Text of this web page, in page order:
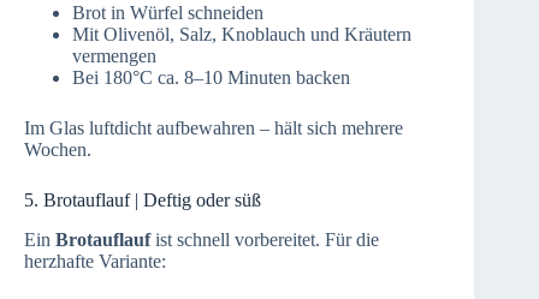
Brot in Würfel schneiden
Mit Olivenöl, Salz, Knoblauch und Kräutern
vermengen
Bei 180°C ca. 8–10 Minuten backen
Im Glas luftdicht aufbewahren – hält sich mehrere
Wochen.
5. Brotauflauf | Deftig oder süß
Ein Brotauflaufist schnell vorbereitet. Für die
herzhafte Variante: